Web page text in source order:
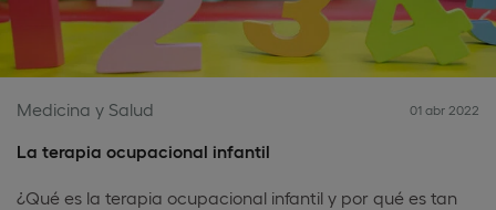
Medicina y Salud 01 abr 2022
La terapia ocupacional infantil
¿Qué es la terapia ocupacional infantil y por qué es tan